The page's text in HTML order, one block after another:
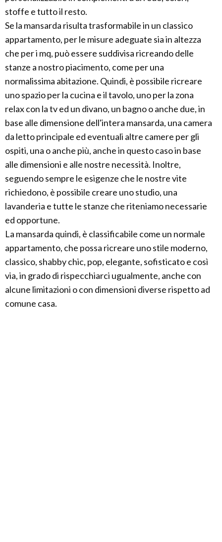
stoffe e tutto il resto.
Se la mansarda risulta trasformabile in un classico
appartamento, per le misure adeguate sia in altezza
che per i mq, può essere suddivisa ricreando delle
stanze a nostro piacimento, come per una
normalissima abitazione. Quindi, è possibile ricreare
uno spazio per la cucina e il tavolo, uno per la zona
relax con la tv ed un divano, un bagno o anche due, in
base alle dimensione dell'intera mansarda, una camera
da letto principale ed eventuali altre camere per gli
ospiti, una o anche più, anche in questo caso in base
alle dimensioni e alle nostre necessità. Inoltre,
seguendo sempre le esigenze che le nostre vite
richiedono, è possibile creare uno studio, una
lavanderia e tutte le stanze che riteniamo necessarie
ed opportune.
La mansarda quindi, è classificabile come un normale
appartamento, che possa ricreare uno stile moderno,
classico, shabby chic, pop, elegante, sofisticato e così
via, in grado di rispecchiarci ugualmente, anche con
alcune limitazioni o con dimensioni diverse rispetto ad
comune casa.